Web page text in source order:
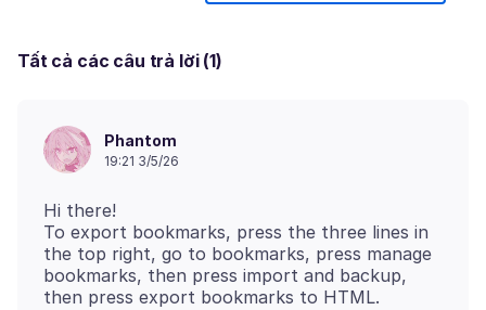
Tất cả các câu trả lời (1)
Phantom
19:21 3/5/26
Hi there!
To export bookmarks, press the three lines in
the top right, go to bookmarks, press manage
bookmarks, then press import and backup,
then press export bookmarks to HTML.